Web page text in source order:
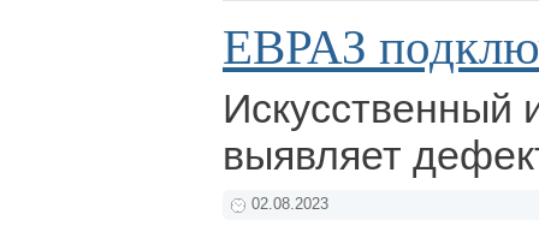
ЕВРАЗ
Искусственный
выявляет
02.08.2023